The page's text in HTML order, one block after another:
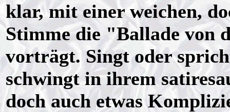
klar, mit einer weichen,
Stimme die "Ballade von
vorträgt. Singt oder
schwingt in ihrem
doch auch etwas